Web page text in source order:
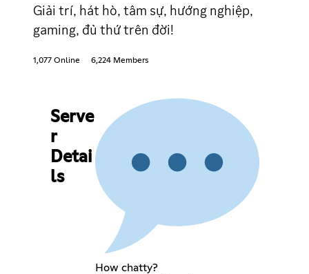
Giải trí, hát hò, tâm sự, hướng nghiệp,
gaming, đủ thứ trên đời!
1,077 Online 6,224 Members
Serve
r
Detai
ls
How chatty?